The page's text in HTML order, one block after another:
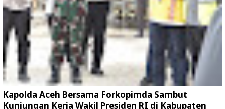
Kapolda Aceh Bersama Forkopimda Sambut
Kunjungan Kerja Wakil Presiden RI di Kabupaten